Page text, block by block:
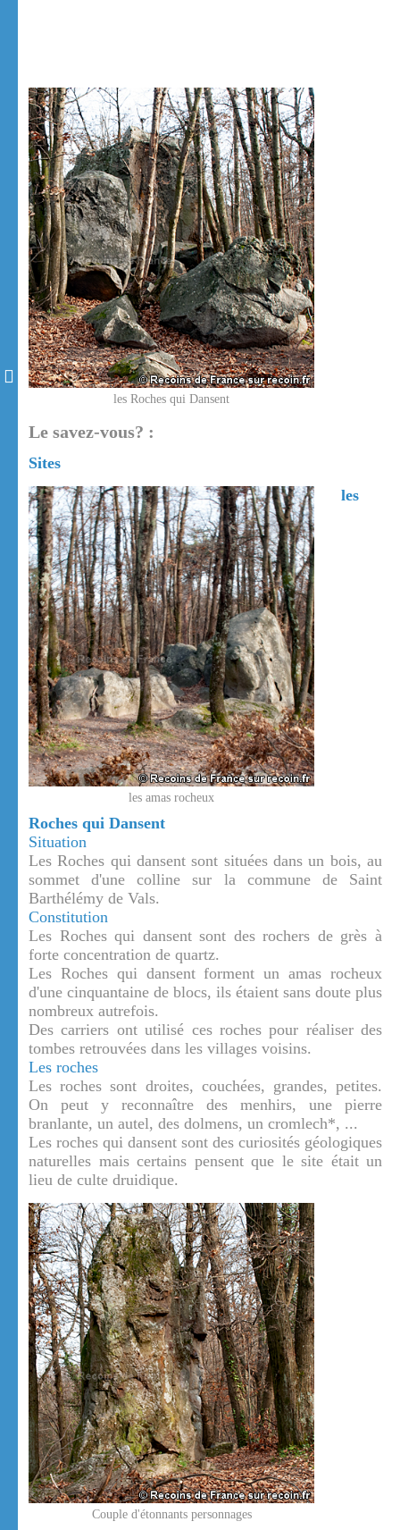
les Roches qui Dansent
Le savez-vous? :
Sites
les amas rocheux
les
Roches qui Dansent
Situation
Les Roches qui dansent sont situées dans un bois, au
sommet d'une colline sur la commune de Saint
Barthélémy de Vals.
Constitution
Les Roches qui dansent sont des rochers de grès à
forte concentration de quartz.
Les Roches qui dansent forment un amas rocheux
d'une cinquantaine de blocs, ils étaient sans doute plus
nombreux autrefois.
Des carriers ont utilisé ces roches pour réaliser des
tombes retrouvées dans les villages voisins.
Les roches
Les roches sont droites, couchées, grandes, petites.
On peut y reconnaître des menhirs, une pierre
branlante, un autel, des dolmens, un cromlech*, ...
Les roches qui dansent sont des curiosités géologiques
naturelles mais certains pensent que le site était un
lieu de culte druidique.
Couple d'étonnants personnages